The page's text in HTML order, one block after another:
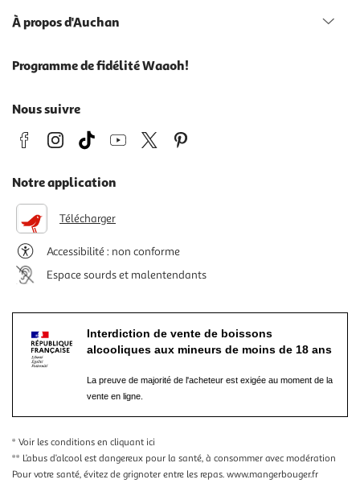
À propos d'Auchan
Programme de fidélité Waaoh!
Nous suivre
Notre application
Télécharger
Accessibilité : non conforme
Espace sourds et malentendants
Interdiction de vente de boissons
alcooliques aux mineurs de moins de 18 ans
La preuve de majorité de l'acheteur est exigée au moment de la
vente en ligne.
* Voir les conditions en cliquant ici
** L’abus d’alcool est dangereux pour la santé, à consommer avec modération
Pour votre santé, évitez de grignoter entre les repas. www.mangerbouger.fr